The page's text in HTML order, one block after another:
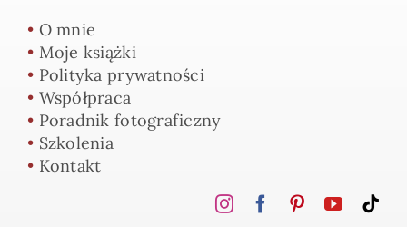
• O mnie
• Moje książki
• Polityka prywatności
• Współpraca
• Poradnik fotograficzny
• Szkolenia
• Kontakt